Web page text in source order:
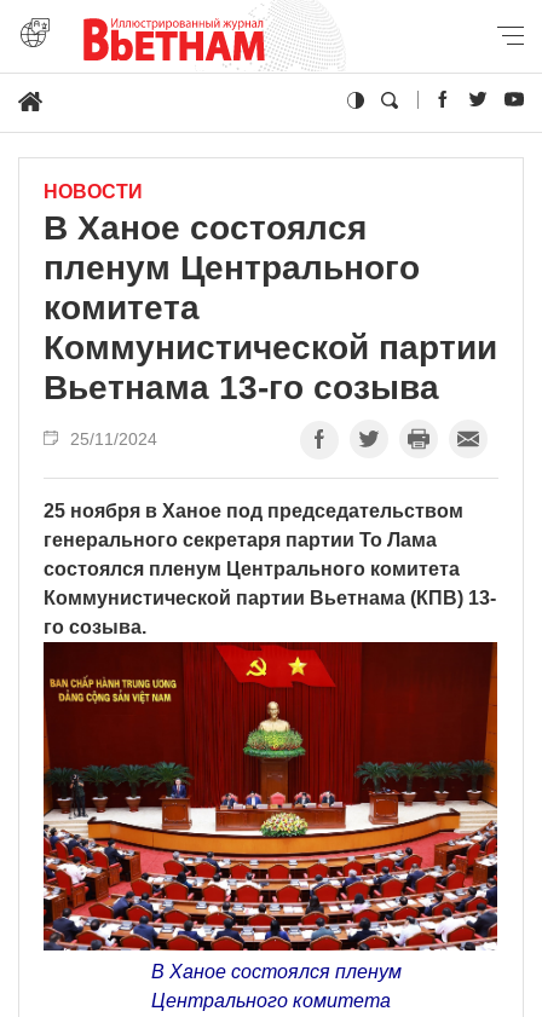
НОВОСТИ
В Ханое состоялся
пленум Центрального
комитета
Коммунистической партии
Вьетнама 13-го созыва
25/11/2024
25 ноября в Ханое под председательством
генерального секретаря партии То Лама
состоялся пленум Центрального комитета
Коммунистической партии Вьетнама (КПВ) 13-
го созыва.
В Ханое состоялся пленум
Центрального комитета